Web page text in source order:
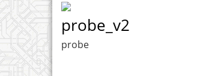
probe_v2
probe